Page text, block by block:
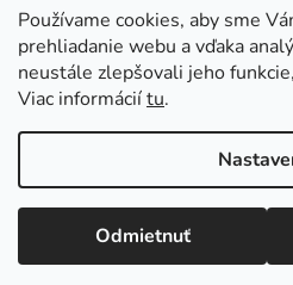
Používame cookies, aby sme
prehliadanie webu a vďaka
neustále zlepšovali jeho
Viac informáciítu.
Odmietnuť
Instagram
Vytvoril
Copyright 2026Baby Raptor.